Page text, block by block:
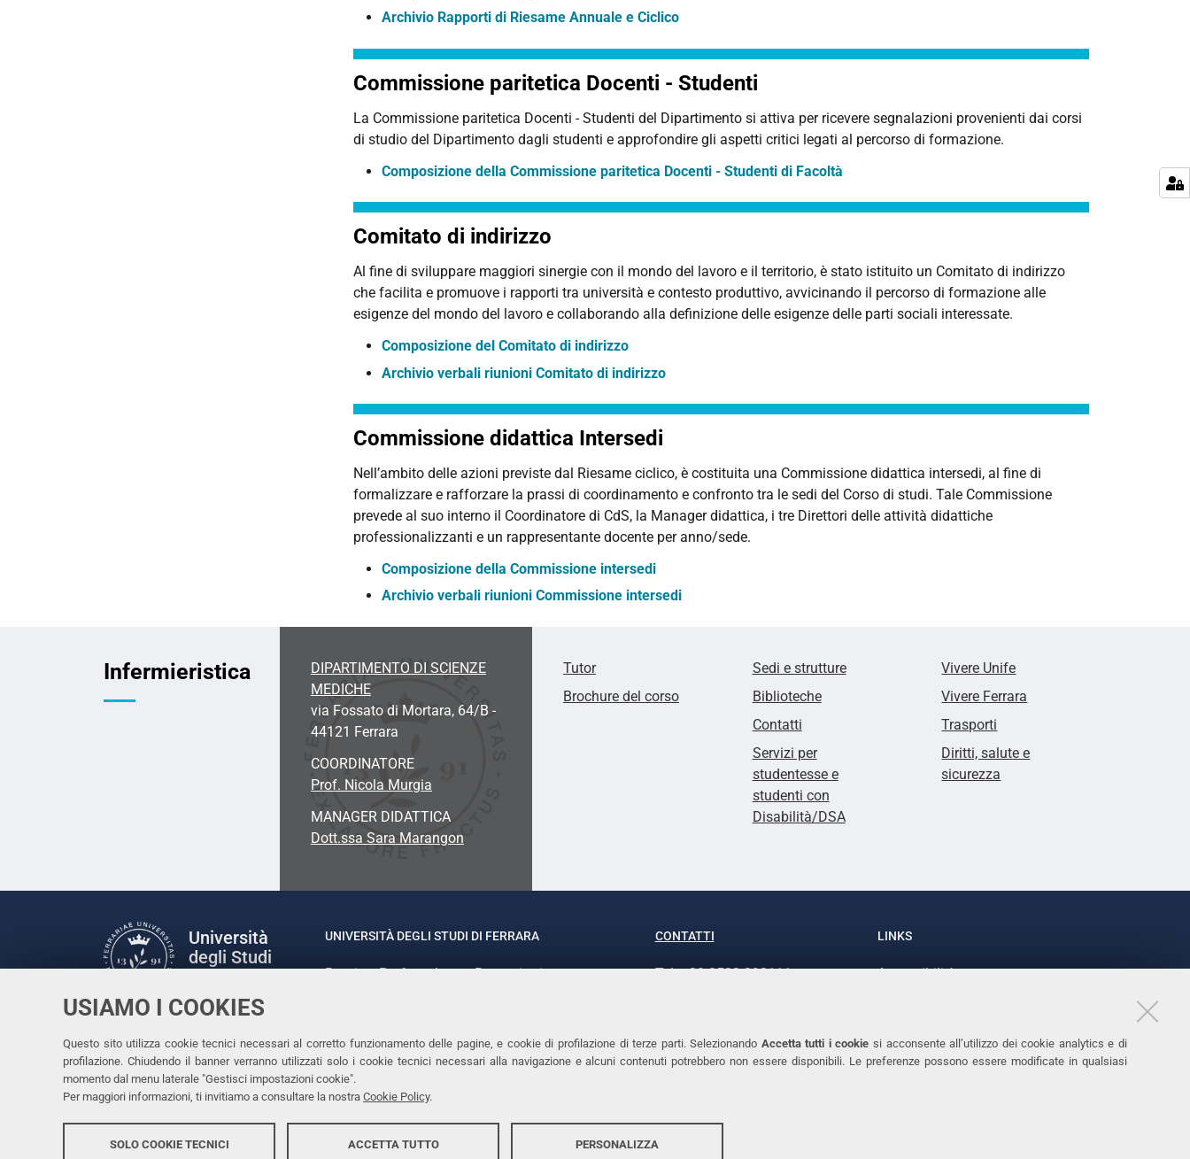
USIAMO I COOKIES
Questo sito utilizza cookie tecnici necessari al corretto funzionamento delle pagine, e cookie di profilazione di terze parti. Selezionando Accetta tutti i cookie si acconsente all’utilizzo dei cookie analytics e di
profilazione. Chiudendo il banner verranno utilizzati solo i cookie tecnici necessari alla navigazione e alcuni contenuti potrebbero non essere disponibili. Le preferenze possono essere modificate in qualsiasi
momento dal menu laterale "Gestisci impostazioni cookie".
Per maggiori informazioni, ti invitiamo a consultare la nostra Cookie Policy.
SOLO COOKIE TECNICI ACCETTA TUTTO PERSONALIZZA
Archivio Rapporti di Riesame Annuale e Ciclico
Commissione paritetica Docenti - Studenti
La Commissione paritetica Docenti - Studenti del Dipartimento si attiva per ricevere segnalazioni provenienti dai corsi
di studio del Dipartimento dagli studenti e approfondire gli aspetti critici legati al percorso di formazione.
Composizione della Commissione paritetica Docenti - Studenti di Facoltà
Comitato di indirizzo
Al fine di sviluppare maggiori sinergie con il mondo del lavoro e il territorio, è stato istituito un Comitato di indirizzo
che facilita e promuove i rapporti tra università e contesto produttivo, avvicinando il percorso di formazione alle
esigenze del mondo del lavoro e collaborando alla definizione delle esigenze delle parti sociali interessate.
Composizione del Comitato di indirizzo
Archivio verbali riunioni Comitato di indirizzo
Commissione didattica Intersedi
Nell’ambito delle azioni previste dal Riesame ciclico, è costituita una Commissione didattica intersedi, al fine di
formalizzare e rafforzare la prassi di coordinamento e confronto tra le sedi del Corso di studi. Tale Commissione
prevede al suo interno il Coordinatore di CdS, la Manager didattica, i tre Direttori delle attività didattiche
professionalizzanti e un rappresentante docente per anno/sede.
Composizione della Commissione intersedi
Archivio verbali riunioni Commissione intersedi
Infermieristica
DIPARTIMENTO DI SCIENZE
MEDICHE
via Fossato di Mortara, 64/B -
44121 Ferrara
COORDINATORE
Prof. Nicola Murgia
MANAGER DIDATTICA
Dott.ssa Sara Marangon
Tutor
Brochure del corso
Sedi e strutture
Biblioteche
Contatti
Servizi per
studentesse e
studenti con
Disabilità/DSA
Vivere Unife
Vivere Ferrara
Trasporti
Diritti, salute e
sicurezza
Università
degli Studi
Facebook
LinkedinInstagram
Youtube
UNIVERSITÀ DEGLI STUDI DI FERRARA
Rettrice: Prof.ssa Laura Ramaciotti
CONTATTI
Tel. +39 0532 293111
LINKS
Accessibilità
Cookies